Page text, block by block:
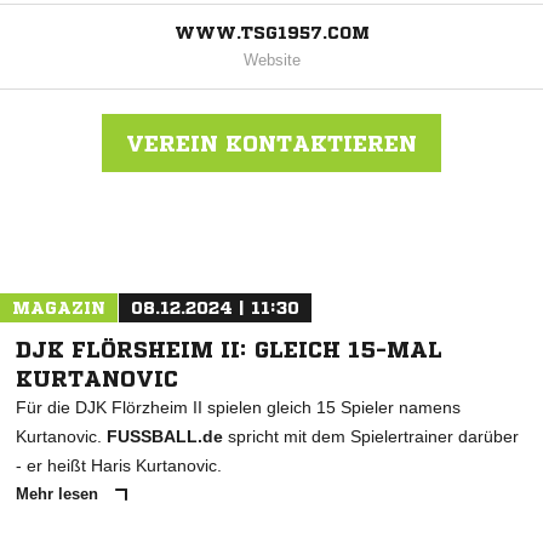
WWW.TSG1957.COM
Website
VEREIN KONTAKTIEREN
MAGAZIN 08.12.2024 | 11:30
DJK FLÖRSHEIM II: GLEICH 15-MAL
KURTANOVIC
Für die DJK Flörzheim II spielen gleich 15 Spieler namens
Kurtanovic. FUSSBALL.de spricht mit dem Spielertrainer darüber
- er heißt Haris Kurtanovic.
Mehr lesen